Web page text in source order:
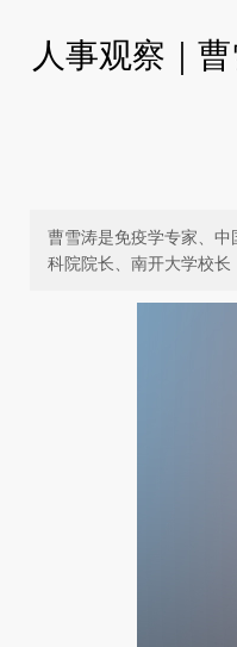
人事观察｜
曹雪涛是免疫学专家、
科院院长、南开大学校长